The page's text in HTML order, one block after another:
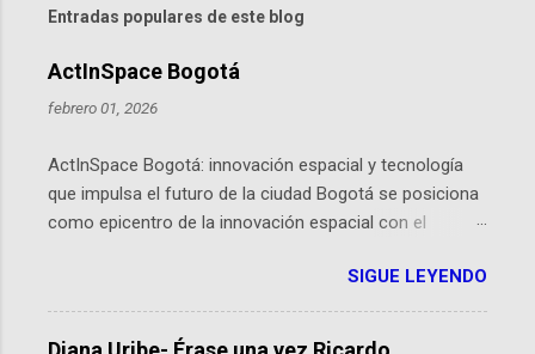
Entradas populares de este blog
ActInSpace Bogotá
febrero 01, 2026
ActInSpace Bogotá: innovación espacial y tecnología
que impulsa el futuro de la ciudad Bogotá se posiciona
como epicentro de la innovación espacial con el
hackathon global que convierte tecnologías de la
Agencia Espacial Europea en soluciones prácticas para
la vida cotidiana. Este evento, organizado por el
SIGUE LEYENDO